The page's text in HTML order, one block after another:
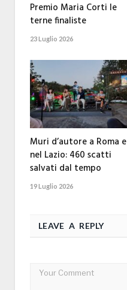
Premio Maria Corti le
terne finaliste
23 Luglio 2026
Muri d’autore a Roma e
nel Lazio: 460 scatti
salvati dal tempo
19 Luglio 2026
LEAVE A REPLY